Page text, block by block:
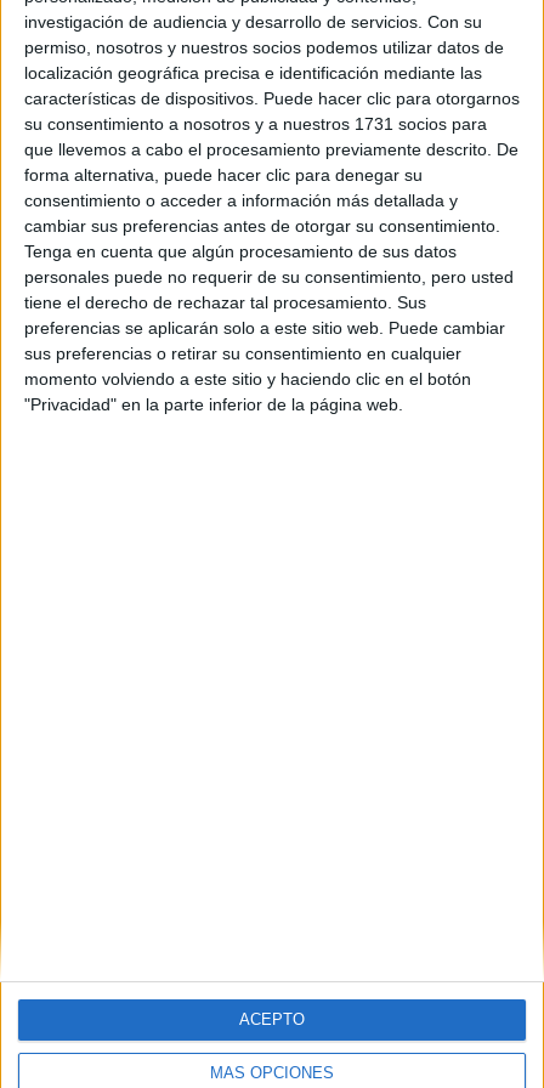
investigación de audiencia y desarrollo de servicios. Con su
permiso, nosotros y nuestros socios podemos utilizar datos de
localización geográfica precisa e identificación mediante las
características de dispositivos. Puede hacer clic para otorgarnos
su consentimiento a nosotros y a nuestros 1731 socios para
que llevemos a cabo el procesamiento previamente descrito. De
forma alternativa, puede hacer clic para denegar su
consentimiento o acceder a información más detallada y
cambiar sus preferencias antes de otorgar su consentimiento.
Tenga en cuenta que algún procesamiento de sus datos
personales puede no requerir de su consentimiento, pero usted
tiene el derecho de rechazar tal procesamiento. Sus
preferencias se aplicarán solo a este sitio web. Puede cambiar
sus preferencias o retirar su consentimiento en cualquier
momento volviendo a este sitio y haciendo clic en el botón
"Privacidad" en la parte inferior de la página web.
MÁS OPCIONES
ACEPTO
Por otro lado, si no encontrara otra opción acabaría
matriculandome en el 1er curso de Comunicación por la UNIR
(a pesar de las malas críticas y el precio). Pero con intención
de migrar a otra Universidad en próximos años. Necesito
información sobre las
convalidaciones
posibles.
¿Cómo/Dónde puedo conseguirla?
He oído que se hacen estudios sobre convalidaciones, ¿y
llamando a la hipotética 2ª Universidad en la que lo cursaría,
me lo dirían?
Como podeis ver necesito orientación, aún no he sido
universitaria.
Muchas gracias!
Inicio
Estudiar Periodismo
Universidades nombradas en este post